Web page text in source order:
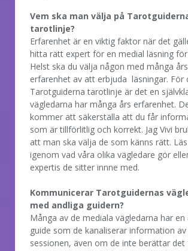
Vem ska man välja på
tarotlinje?
Erfarenhet är en viktig faktor när det
hitta rätt expert för en medial läsning för
Helst ska du välja någon med många års
erfarenhet av att erbjuda läsningar. För
Tarotguiderna tarotlinje är det en
vägledarna har många års erfarenhet.
kommer att säkerställa att du får
som är tillförlitlig och korrekt. Jag Vivi
att man ska välja de som känns rätt.
igenom vad våra olika vägledare gör
expertis de sitter innne med.
Kommunicerar Tarotguidernas
med andliga guidern?
Många av de mediala vägledarna har en
guide som de kanaliserar information
sessionen, även om de inte berättar det